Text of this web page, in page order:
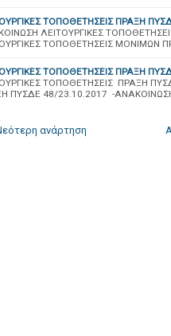
ΤΟΠΟΘΕΤΗΣΕΙΣ ΠΡΑΞΗ
ΛΕΙΤΟΥΡΓΙΚΕΣ
ΤΟΠΟΘΕΤΗΣΕΙΣ ΜΟΝΙΜΩΝ
ΤΟΠΟΘΕΤΗΣΕΙΣ ΠΡΑΞΗ
ΤΟΠΟΘΕΤΗΣΕΙΣ ΠΡΑΞΗ
ΠΥΣΔΕ 48/23.10.2017 -
ανάρτηση